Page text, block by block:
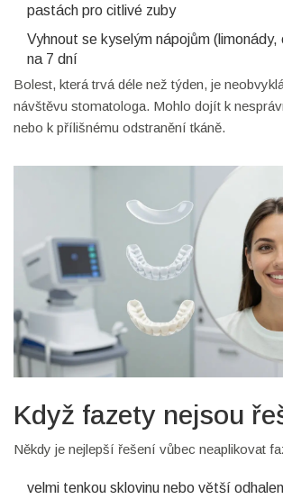
pastách pro citlivé zuby
Vyhnout se kyselým nápojům
na 7 dní
Bolest, která trvá déle než týden, je
návštěvu stomatologa. Mohlo dojít k
nebo k přílišnému odstranění tkáně.
Když fazety nejsou
Někdy je nejlepší řešení vůbec neaplikovat
velmi tenkou sklovinu nebo větší